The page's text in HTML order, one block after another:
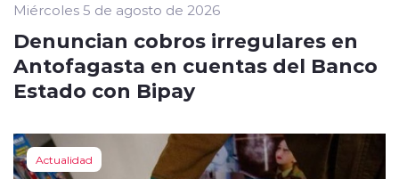
Miércoles 5 de agosto de 2026
Denuncian cobros irregulares en
Antofagasta en cuentas del Banco
Estado con Bipay
Actualidad